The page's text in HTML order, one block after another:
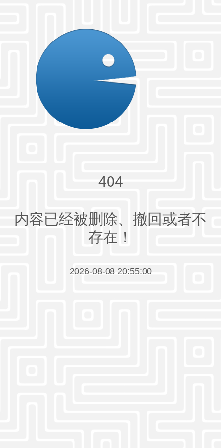
404
内容已经被删除、撤回或者不
存在！
2026-08-08 20:55:00